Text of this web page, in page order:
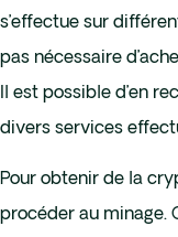
s’effectue sur
pas nécessaire
Il est possible d’en
divers services
Pour obtenir de la
procéder au minage.